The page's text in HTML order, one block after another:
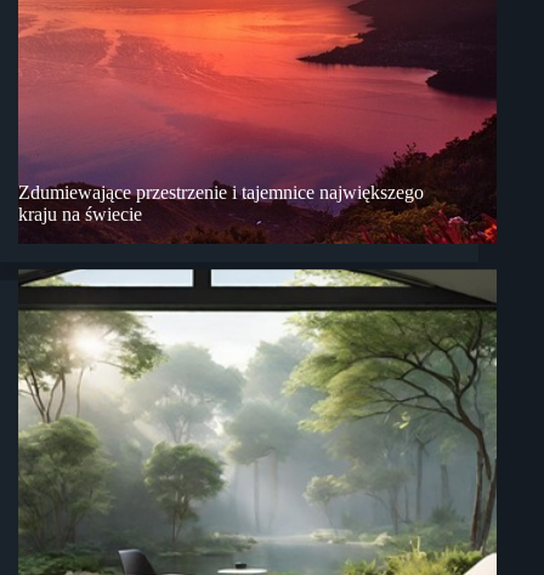
Zdumiewające przestrzenie i tajemnice największego
kraju na świecie